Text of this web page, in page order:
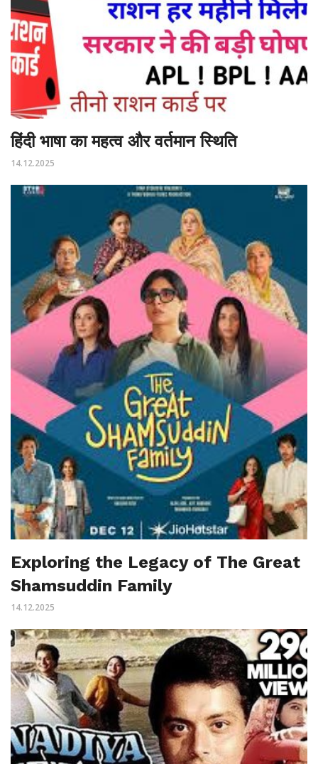
हिंदी भाषा का महत्व और वर्तमान स्थिति
14.12.2025
Exploring the Legacy of The Great
Shamsuddin Family
14.12.2025